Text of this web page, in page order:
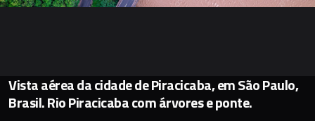
Vista aérea da cidade de Piracicaba, em São Paulo,
Brasil. Rio Piracicaba com árvores e ponte.